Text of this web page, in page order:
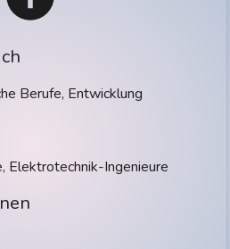
Berufe, Entwicklung
Elektrotechnik-Ingenieure